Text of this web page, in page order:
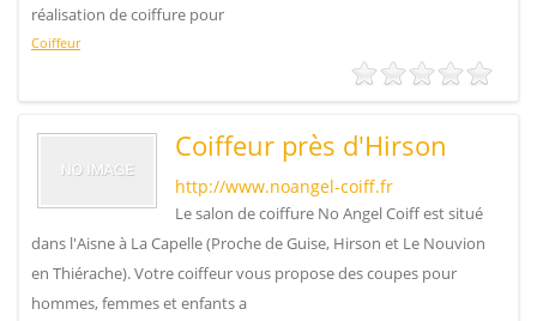
réalisation de coiffure pour
Coiffeur
Coiffeur près d'Hirson
http://www.noangel-coiff.fr
Le salon de coiffure No Angel Coiff est situé
dans l'Aisne à La Capelle (Proche de Guise, Hirson et Le Nouvion
en Thiérache). Votre coiffeur vous propose des coupes pour
hommes, femmes et enfants a